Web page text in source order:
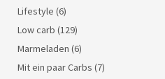
Lifestyle (6)
Low carb (129)
Marmeladen (6)
Mit ein paar Carbs (7)